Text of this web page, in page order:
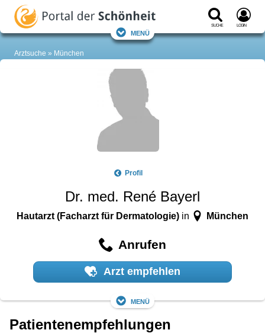
Suche Login
Menü
Arztsuche München
Profil
Dr. med. René Bayerl
Hautarzt (Facharzt für Dermatologie)in München
Anrufen
Arzt empfehlen
Menü
Patientenempfehlungen